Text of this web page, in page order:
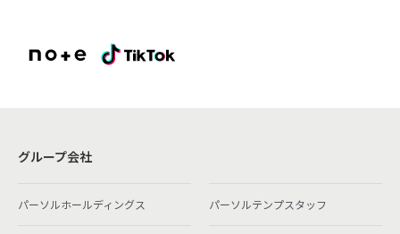
グループ会社
パーソルホールディングス パーソルテンプスタッフ